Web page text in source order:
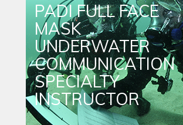
PADI FULL FACE
MASK
UNDERWATER
COMMUNICATION
SPECIALTY
INSTRUCTOR